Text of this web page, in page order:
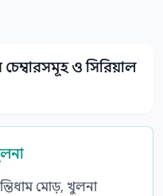
ও সিরিয়াল
মোড়, খুলনা